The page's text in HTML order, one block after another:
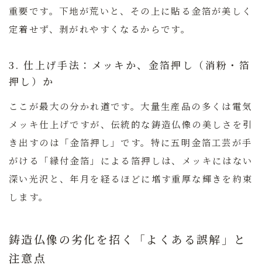
重要です。下地が荒いと、その上に貼る金箔が美しく
定着せず、剥がれやすくなるからです。
3. 仕上げ手法：メッキか、金箔押し（消粉・箔
押し）か
ここが最大の分かれ道です。大量生産品の多くは電気
メッキ仕上げですが、伝統的な鋳造仏像の美しさを引
き出すのは「金箔押し」です。特に五明金箔工芸が手
がける「縁付金箔」による箔押しは、メッキにはない
深い光沢と、年月を経るほどに増す重厚な輝きを約束
します。
鋳造仏像の劣化を招く「よくある誤解」と
注意点